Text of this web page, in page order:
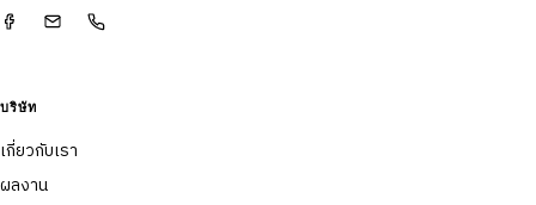
บริษัท
เกี่ยวกับเรา
ผลงาน